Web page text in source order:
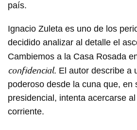
país.
Ignacio Zuleta es uno de los
decidido analizar al detalle el
Cambiemos a la Casa Rosada
confidencial. El autor describe a
poderoso desde la cuna que, en
presidencial, intenta acercarse
corriente.